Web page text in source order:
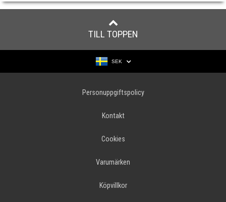
TILL TOPPEN
SEK
Personuppgiftspolicy
Kontakt
Cookies
Varumärken
Köpvillkor